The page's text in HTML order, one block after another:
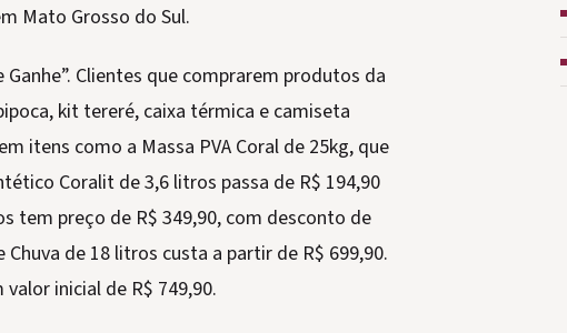
Mato Grosso do Sul.
Clientes que comprarem produtos da
kit tereré, caixa térmica e camiseta
itens como a Massa PVA Coral de 25kg, que
Coralit de 3,6 litros passa de R$ 194,90
tem preço de R$ 349,90, com desconto de
de 18 litros custa a partir de R$ 699,90.
inicial de R$ 749,90.